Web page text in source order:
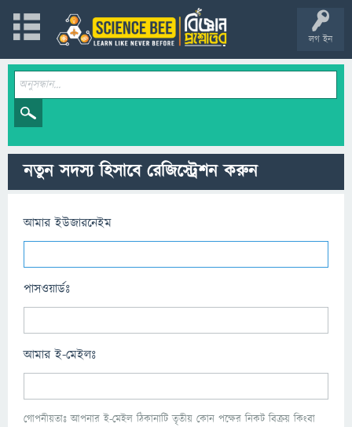
লগ ইন
নতুন সদস্য হিসাবে রেজিস্ট্রেশন করুন
আমার ইউজারনেইম
পাসওয়ার্ডঃ
আমার ই-মেইলঃ
গোপনীয়তাঃ আপনার ই-মেইল ঠিকানাটি তৃতীয় কোন পক্ষের নিকট বিক্রয় কিংবা